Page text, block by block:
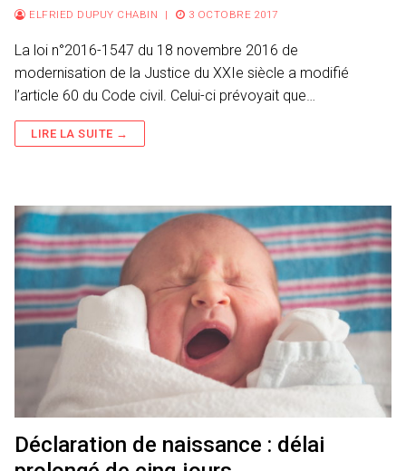
ELFRIED DUPUY CHABIN | 3 OCTOBRE 2017
La loi n°2016-1547 du 18 novembre 2016 de
modernisation de la Justice du XXIe siècle a modifié
l’article 60 du Code civil. Celui-ci prévoyait que…
LIRE LA SUITE →
Déclaration de naissance : délai